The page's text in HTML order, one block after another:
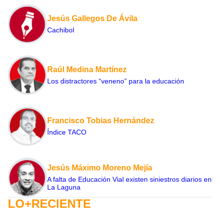
Jesús Gallegos De Ávila
Cachibol
Raúl Medina Martínez
Los distractores “veneno” para la educación
Francisco Tobias Hernández
Índice TACO
Jesús Máximo Moreno Mejía
A falta de Educación Vial existen siniestros diarios en
La Laguna
LO+RECIENTE